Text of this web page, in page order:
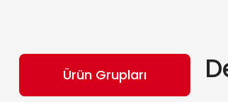
Ürün Grupları